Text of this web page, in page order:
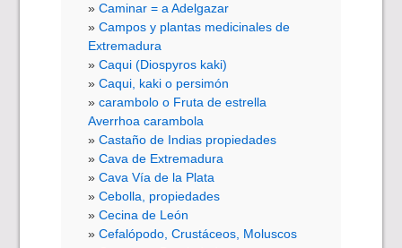
Caminar = a Adelgazar
Campos y plantas medicinales de
Extremadura
Caqui (Diospyros kaki)
Caqui, kaki o persimón
carambolo o Fruta de estrella
Averrhoa carambola
Castaño de Indias propiedades
Cava de Extremadura
Cava Vía de la Plata
Cebolla, propiedades
Cecina de León
Cefalópodo, Crustáceos, Moluscos